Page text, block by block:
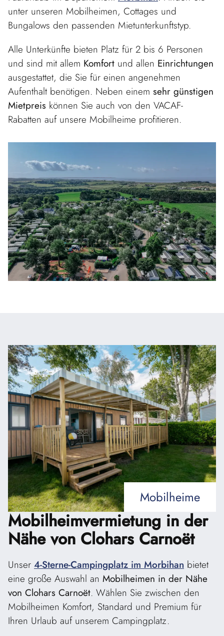
unter unseren Mobilheimen, Cottages und
Bungalows den passenden Mietunterkunftstyp.
Alle Unterkünfte bieten Platz für 2 bis 6 Personen
und sind mit allem Komfort und allen Einrichtungen
ausgestattet, die Sie für einen angenehmen
Aufenthalt benötigen. Neben einem sehr günstigen
Mietpreis können Sie auch von den VACAF-
Rabatten auf unsere Mobilheime profitieren.
Mobilheime
Mobilheimvermietung in der
Nähe von Clohars Carnoët
Unser 4-Sterne-Campingplatz im Morbihan bietet
eine große Auswahl an Mobilheimen in der Nähe
von Clohars Carnoët. Wählen Sie zwischen den
Mobilheimen Komfort, Standard und Premium für
Ihren Urlaub auf unserem Campingplatz.